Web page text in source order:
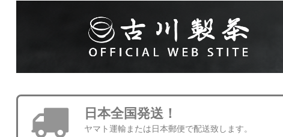
日本全国発送！
ヤマト運輸または日本郵便で配送致します。